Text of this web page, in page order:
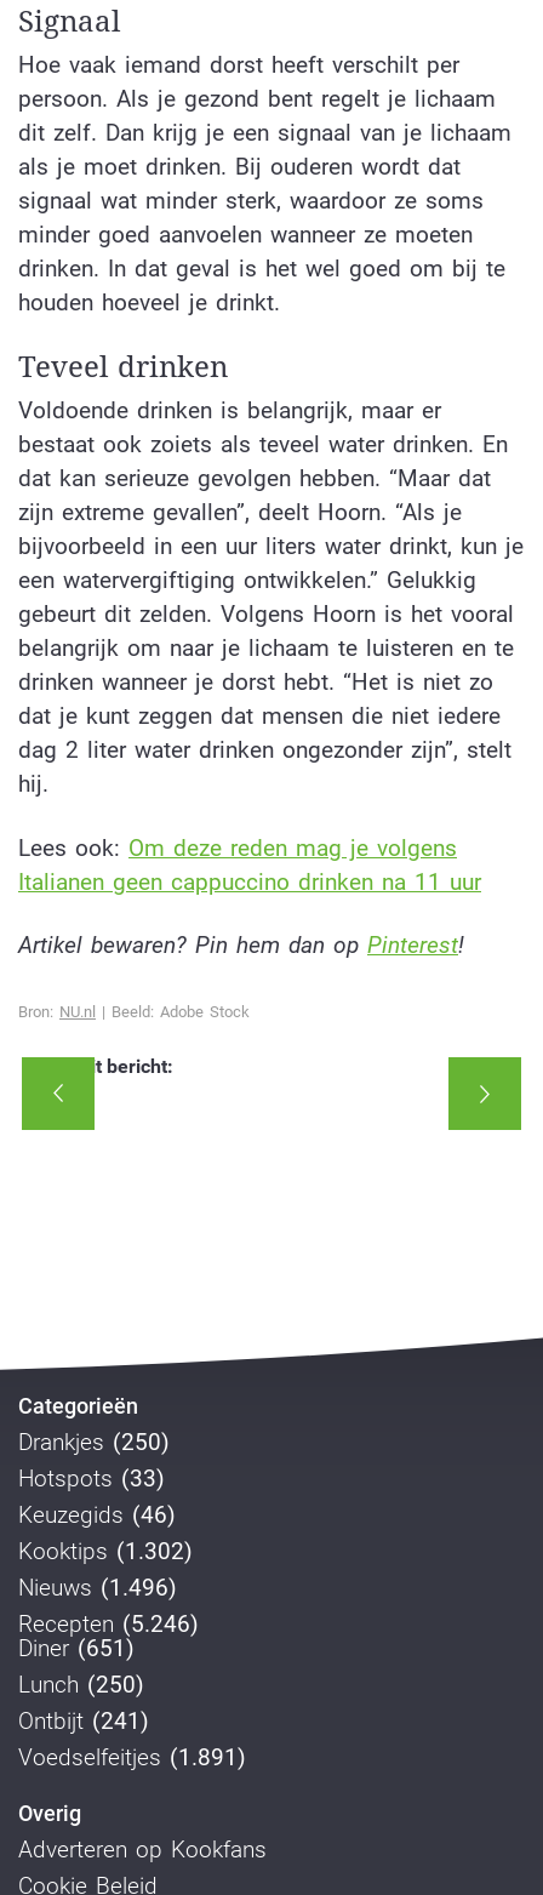
Signaal
Hoe vaak iemand dorst heeft verschilt per
persoon. Als je gezond bent regelt je lichaam
dit zelf. Dan krijg je een signaal van je lichaam
als je moet drinken. Bij ouderen wordt dat
signaal wat minder sterk, waardoor ze soms
minder goed aanvoelen wanneer ze moeten
drinken. In dat geval is het wel goed om bij te
houden hoeveel je drinkt.
Teveel drinken
Voldoende drinken is belangrijk, maar er
bestaat ook zoiets als teveel water drinken. En
dat kan serieuze gevolgen hebben. “Maar dat
zijn extreme gevallen”, deelt Hoorn. “Als je
bijvoorbeeld in een uur liters water drinkt, kun je
een watervergiftiging ontwikkelen.” Gelukkig
gebeurt dit zelden. Volgens Hoorn is het vooral
belangrijk om naar je lichaam te luisteren en te
drinken wanneer je dorst hebt. “Het is niet zo
dat je kunt zeggen dat mensen die niet iedere
dag 2 liter water drinken ongezonder zijn”, stelt
hij.
Lees ook: Om deze reden mag je volgens
Italianen geen cappuccino drinken na 11 uur
Artikel bewaren? Pin hem dan op Pinterest!
Bron: NU.nl | Beeld: Adobe Stock
Deel dit bericht:
Categorieën
Drankjes (250)
Hotspots (33)
Keuzegids (46)
Kooktips (1.302)
Nieuws (1.496)
Recepten (5.246)
Diner (651)
Lunch (250)
Ontbijt (241)
Voedselfeitjes (1.891)
Overig
Adverteren op Kookfans
Cookie Beleid